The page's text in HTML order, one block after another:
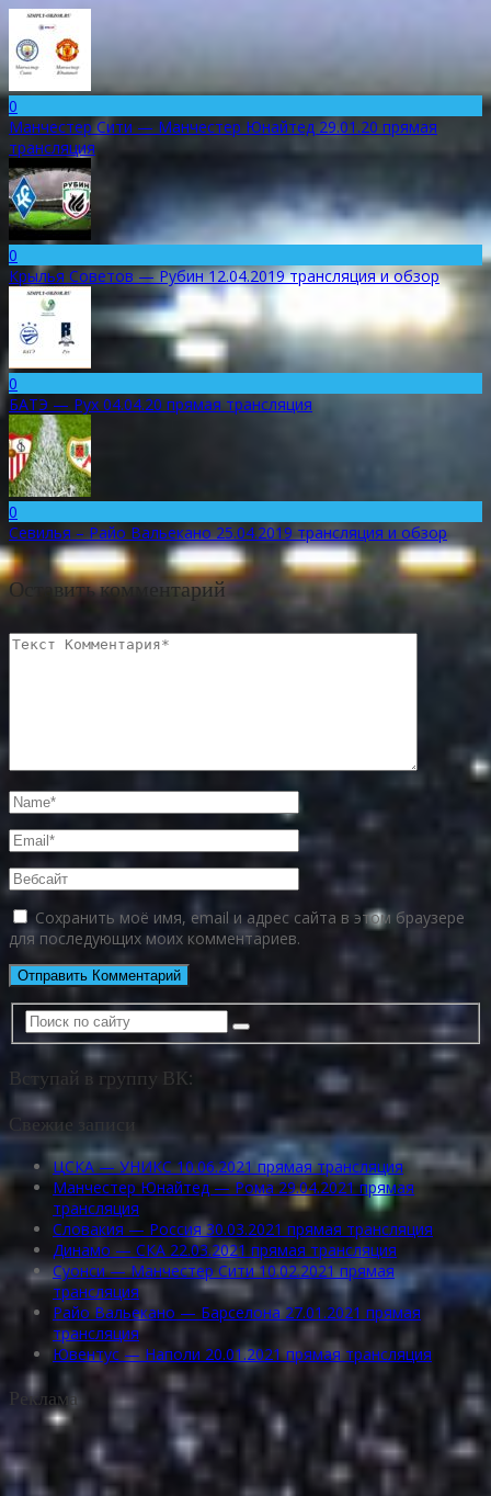
0
Манчестер Сити — Манчестер Юнайтед 29.01.20 прямая
трансляция
0
Крылья Советов — Рубин 12.04.2019 трансляция и обзор
0
БАТЭ — Рух 04.04.20 прямая трансляция
0
Севилья – Райо Вальекано 25.04.2019 трансляция и обзор
Оставить комментарий
Сохранить моё имя, email и адрес сайта в этом браузере
для последующих моих комментариев.
Вступай в группу ВК:
Свежие записи
ЦСКА — УНИКС 10.06.2021 прямая трансляция
Манчестер Юнайтед — Рома 29.04.2021 прямая
трансляция
Словакия — Россия 30.03.2021 прямая трансляция
Динамо — СКА 22.03.2021 прямая трансляция
Суонси — Манчестер Сити 10.02.2021 прямая
трансляция
Райо Вальекано — Барселона 27.01.2021 прямая
трансляция
Ювентус — Наполи 20.01.2021 прямая трансляция
Реклама